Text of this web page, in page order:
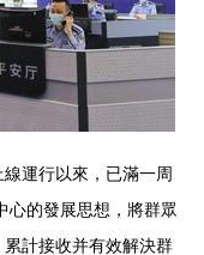
運行以來，已滿一周
心的發展思想，將群眾
累計接收并有效解決群